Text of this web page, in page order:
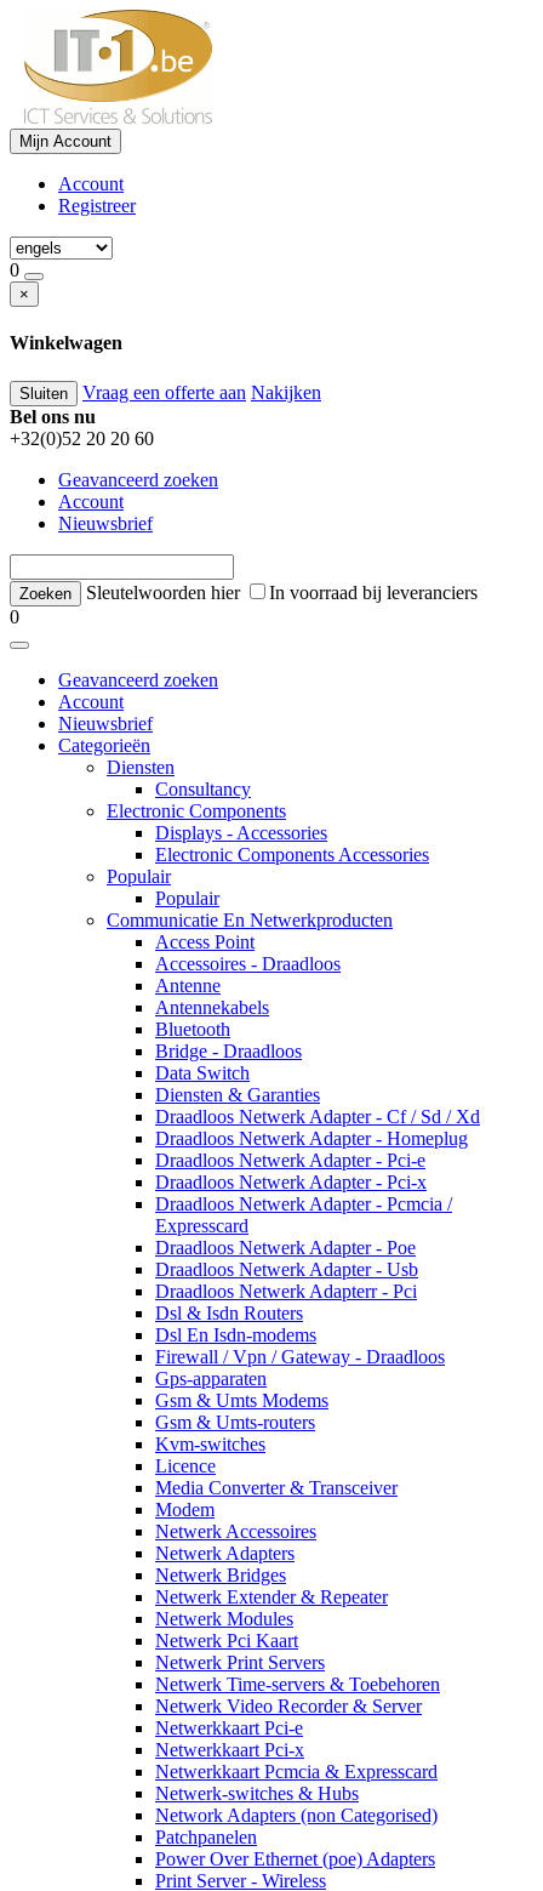
Mijn Account
Account
Registreer
0
×
Winkelwagen
Sluiten Vraag een offerte aan Nakijken
Bel ons nu
+32(0)52 20 20 60
Geavanceerd zoeken
Account
Nieuwsbrief
Sleutelwoorden hier
In voorraad bij leveranciers
0
Geavanceerd zoeken
Account
Nieuwsbrief
Categorieën
Diensten
Consultancy
Electronic Components
Displays - Accessories
Electronic Components Accessories
Populair
Populair
Communicatie En Netwerkproducten
Access Point
Accessoires - Draadloos
Antenne
Antennekabels
Bluetooth
Bridge - Draadloos
Data Switch
Diensten & Garanties
Draadloos Netwerk Adapter - Cf / Sd / Xd
Draadloos Netwerk Adapter - Homeplug
Draadloos Netwerk Adapter - Pci-e
Draadloos Netwerk Adapter - Pci-x
Draadloos Netwerk Adapter - Pcmcia /
Expresscard
Draadloos Netwerk Adapter - Poe
Draadloos Netwerk Adapter - Usb
Draadloos Netwerk Adapterr - Pci
Dsl & Isdn Routers
Dsl En Isdn-modems
Firewall / Vpn / Gateway - Draadloos
Gps-apparaten
Gsm & Umts Modems
Gsm & Umts-routers
Kvm-switches
Licence
Media Converter & Transceiver
Modem
Netwerk Accessoires
Netwerk Adapters
Netwerk Bridges
Netwerk Extender & Repeater
Netwerk Modules
Netwerk Pci Kaart
Netwerk Print Servers
Netwerk Time-servers & Toebehoren
Netwerk Video Recorder & Server
Netwerkkaart Pci-e
Netwerkkaart Pci-x
Netwerkkaart Pcmcia & Expresscard
Netwerk-switches & Hubs
Network Adapters (non Categorised)
Patchpanelen
Power Over Ethernet (poe) Adapters
Print Server - Wireless